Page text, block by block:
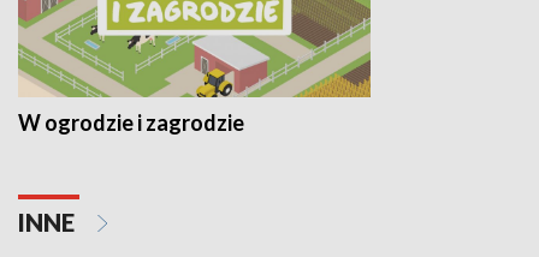
W ogrodzie i zagrodzie
INNE